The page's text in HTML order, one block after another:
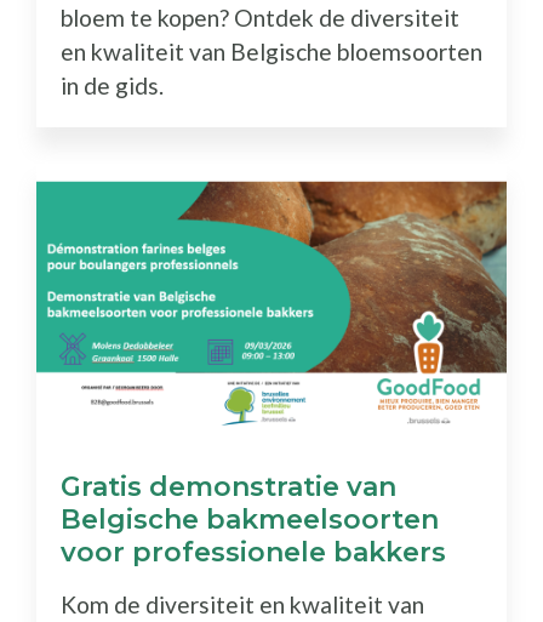
bloem te kopen? Ontdek de diversiteit
en kwaliteit van Belgische bloemsoorten
in de gids.
Gratis demonstratie van
Belgische bakmeelsoorten
voor professionele bakkers
Kom de diversiteit en kwaliteit van